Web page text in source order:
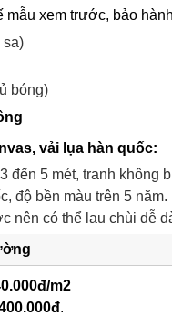
mẫu xem trước, bảo
sa)
bóng)
vải lụa hàn quốc:
đến 5 mét, tranh không
độ bền màu trên 5 năm.
nên có thể lau chùi dễ
m2
.